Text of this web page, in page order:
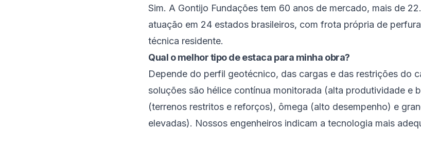
Sim. A Gontijo Fundações tem 60 anos de mercado, mais de
atuação em 24 estados brasileiros, com frota própria de
técnica residente.
Qual o melhor tipo de estaca para minha obra?
Depende do perfil geotécnico, das cargas e das restrições do
soluções são hélice contínua monitorada (alta produtividade e
(terrenos restritos e reforços), ômega (alto desempenho) e
elevadas). Nossos engenheiros indicam a tecnologia mais